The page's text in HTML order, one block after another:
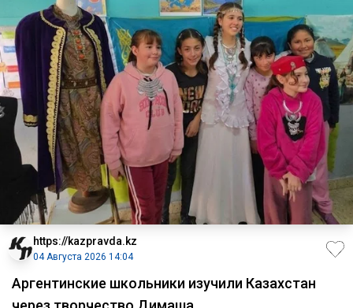
https://kazpravda.kz
04 Августа 2026 14:04
Аргентинские школьники изучили Казахстан